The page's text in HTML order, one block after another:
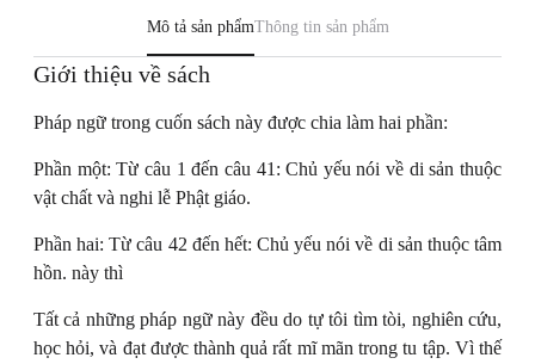
Mô tả sản phẩmThông tin sản phẩm
Giới thiệu về sách
Pháp ngữ trong cuốn sách này được chia làm hai phần:
Phần một: Từ câu 1 đến câu 41: Chủ yếu nói về di sản thuộc
vật chất và nghi lễ Phật giáo.
Phần hai: Từ câu 42 đến hết: Chủ yếu nói về di sản thuộc tâm
hồn. này thì
Tất cả những pháp ngữ này đều do tự tôi tìm tòi, nghiên cứu,
học hỏi, và đạt được thành quả rất mĩ mãn trong tu tập. Vì thế